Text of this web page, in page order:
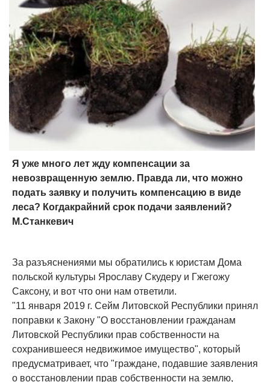
Я уже много лет жду компенсации за
невозвращенную землю. Правда ли, что можно
подать заявку и получить компенсацию в виде
леса? Когдакрайний срок подачи заявлений?
М.Станкевич
За разъяснениями мы обратились к юристам Дома
польской культуры Ярославу Скудеру и Гжегожу
Саксону, и вот что они нам ответили.
"11 января 2019 г. Сейм Литовской Республики принял
поправки к Закону "О восстановлении гражданам
Литовской Республики прав собственности на
сохранившееся недвижимое имущество", который
предусматривает, что "граждане, подавшие заявления
о восстановлении прав собственности на землю,